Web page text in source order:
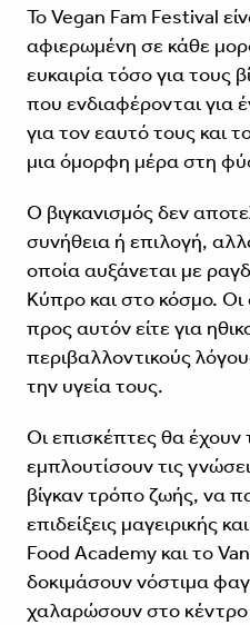
Το Vegan Fam Festival
αφιερωμένη σε κάθε
ευκαιρία τόσο για τους
που ενδιαφέρονται για
για τον εαυτό τους και
μια όμορφη μέρα στη
Ο βιγκανισμός δεν
συνήθεια ή επιλογή,
οποία αυξάνεται με
Κύπρο και στο κόσμο.
προς αυτόν είτε για
περιβαλλοντικούς
την υγεία τους.
Οι επισκέπτες θα έχουν
εμπλουτίσουν τις
βίγκαν τρόπο ζωής, να
επιδείξεις μαγειρικής
Food Academy και το
δοκιμάσουν νόστιμα
χαλαρώσουν στο